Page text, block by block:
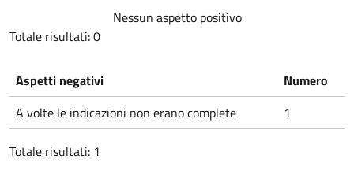
Nessun aspetto positivo
Totale risultati: 0
Aspetti negativi
Numero
A volte le indicazioni non erano complete
1
Totale risultati: 1